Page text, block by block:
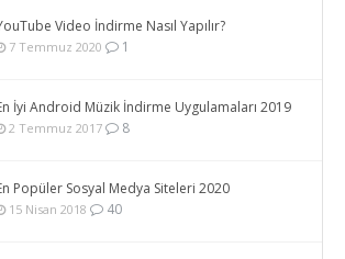
Video İndirme Nasıl Yapılır?
7 Temmuz 2020 1
İyi Android Müzik İndirme Uygulamaları 2019
2 Temmuz 2017 8
Popüler Sosyal Medya Siteleri 2020
15 Nisan 2018 40